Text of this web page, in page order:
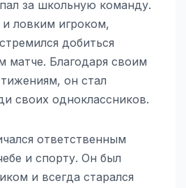
за школьную команду.
ловким игроком,
добиться
матче. Благодаря своим
он стал
своих одноклассников.
ответственным
и спорту. Он был
и всегда старался